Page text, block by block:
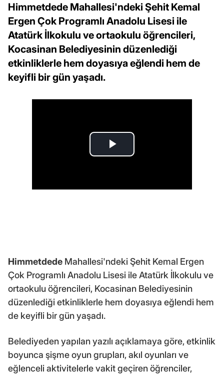
Himmetdede Mahallesi'ndeki Şehit Kemal
Ergen Çok Programlı Anadolu Lisesi ile
Atatürk İlkokulu ve ortaokulu öğrencileri,
Kocasinan Belediyesinin düzenlediği
etkinliklerle hem doyasıya eğlendi hem de
keyifli bir gün yaşadı.
Himmetdede Mahallesi'ndeki Şehit Kemal Ergen
Çok Programlı Anadolu Lisesi ile Atatürk İlkokulu ve
ortaokulu öğrencileri, Kocasinan Belediyesinin
düzenlediği etkinliklerle hem doyasıya eğlendi hem
de keyifli bir gün yaşadı.
Belediyeden yapılan yazılı açıklamaya göre, etkinlik
boyunca şişme oyun grupları, akıl oyunları ve
eğlenceli aktivitelerle vakit geçiren öğrenciler,